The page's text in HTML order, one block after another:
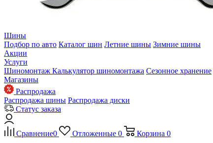
Шины
Подбор по авто Каталог шин Летние шины Зимние шины
Акции
Услуги
Шиномонтаж Калькулятор шиномонтажа Сезонное хранение
Магазины
Распродажа
Распродажа шины Распродажа диски
Статус заказа
Сравнение0 Отложенные 0 Корзина 0